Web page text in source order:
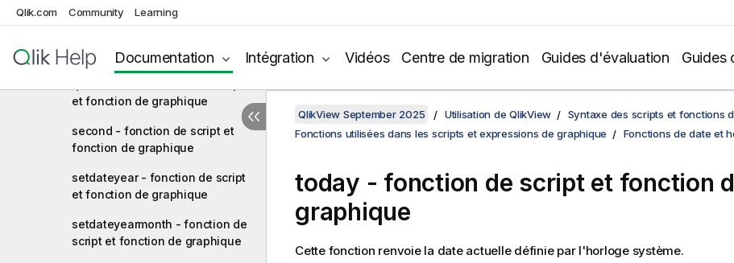
Qlik.com Community Learning
Documentation Intégration Vidéos Centre de migration Guides d'évaluation Guides
et fonction de graphique
et fonction de graphique
et fonction de graphique
second - fonction de script et
fonction de graphique
setdateyear - fonction de script
et fonction de graphique
setdateyearmonth - fonction de
script et fonction de graphique
QlikView September 2025 Utilisation de QlikView
Syntaxe des scripts et fonctions
Fonctions utilisées dans les scripts et expressions de graphique
Fonctions de date et
today - fonction de script et fonction
graphique
Cette fonction renvoie la date actuelle définie par l'horloge système.